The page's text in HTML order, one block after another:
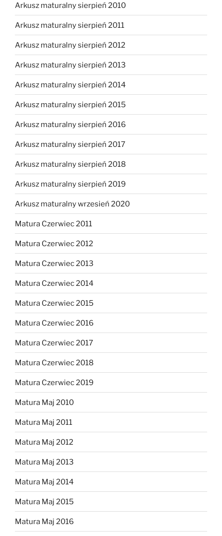
Arkusz maturalny sierpień 2010
Arkusz maturalny sierpień 2011
Arkusz maturalny sierpień 2012
Arkusz maturalny sierpień 2013
Arkusz maturalny sierpień 2014
Arkusz maturalny sierpień 2015
Arkusz maturalny sierpień 2016
Arkusz maturalny sierpień 2017
Arkusz maturalny sierpień 2018
Arkusz maturalny sierpień 2019
Arkusz maturalny wrzesień 2020
Matura Czerwiec 2011
Matura Czerwiec 2012
Matura Czerwiec 2013
Matura Czerwiec 2014
Matura Czerwiec 2015
Matura Czerwiec 2016
Matura Czerwiec 2017
Matura Czerwiec 2018
Matura Czerwiec 2019
Matura Maj 2010
Matura Maj 2011
Matura Maj 2012
Matura Maj 2013
Matura Maj 2014
Matura Maj 2015
Matura Maj 2016